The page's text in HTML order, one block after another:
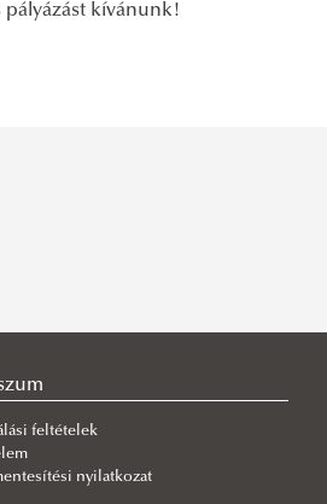
pályázást kívánunk!
feltételek
nyilatkozat